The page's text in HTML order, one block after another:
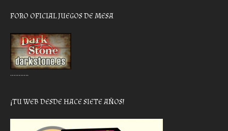
FORO OFICIAL JUEGOS DE MESA
………..
¡TU WEB DESDE HACE SIETE AÑOS!